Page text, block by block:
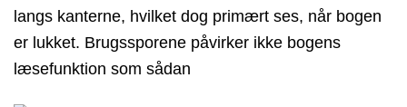
langs kanterne, hvilket dog primært ses, når bogen
er lukket. Brugssporene påvirker ikke bogens
læsefunktion som sådan